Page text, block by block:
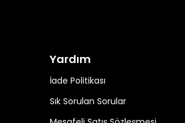
Yardım
İade Politikası
Sık Sorulan Sorular